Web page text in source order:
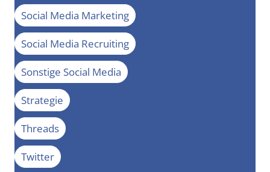
Social Media Marketing
Social Media Recruiting
Sonstige Social Media
Strategie
Threads
Twitter